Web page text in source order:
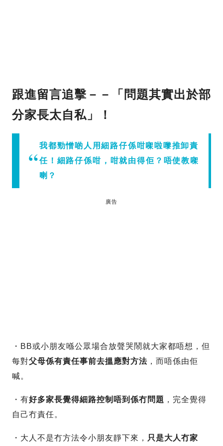
跟進留言追擊－－「問題其實出於部
分家長太自私」！
我都勁憎啲人用細路仔係咁㗎啦嚟推卸責
任！細路仔係咁，咁就由得佢？唔使教㗎
喇？
廣告
・BB或小朋友喺公眾場合放聲哭鬧就大家都唔想，但
每對父母係有責任事前去搵應對方法 ，而唔係由佢
喊。
・有好多家長覺得細路控制唔到係冇問題 ，完全覺得
自己冇責任。
・大人不是冇方法令小朋友靜下來， 只是大人冇家